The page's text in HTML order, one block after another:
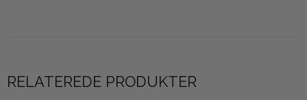
RELATEREDE PRODUKTER